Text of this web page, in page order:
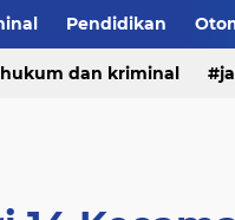
Pendidikan
hukum dan kriminal